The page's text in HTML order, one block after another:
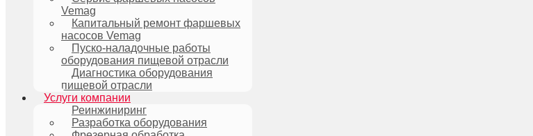
Vemag
Капитальный ремонт фаршевых
насосов Vemag
Пуско-наладочные работы
оборудования пищевой отрасли
Диагностика оборудования
пищевой отрасли
Услуги компании
Реинжиниринг
Разработка оборудования